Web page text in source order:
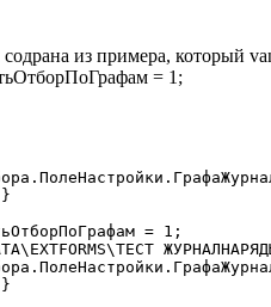
из примера, который
= 1;
= 1;
}